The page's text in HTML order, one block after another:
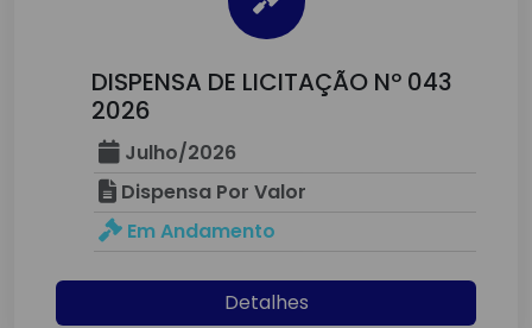
DISPENSA DE LICITAÇÃO Nº 043
2026
Julho/2026
Dispensa Por Valor
Em Andamento
Detalhes